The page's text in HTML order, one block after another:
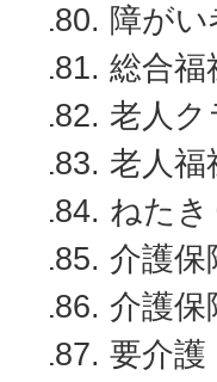
障がい
総合福
老人ク
老人福
ねた
介護保
介護保
要介護